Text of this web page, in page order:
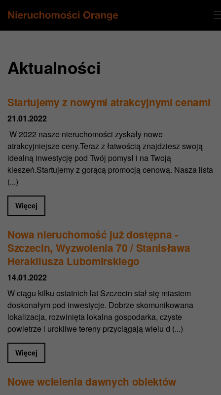
Aktualności
Startujemy z nowymi atrakcyjnymi cenami
21.01.2022
W 2022 nasze nieruchomości zyskały nowe
atrakcyjniejsze ceny.Teraz z łatwością znajdziesz swoją
idealną inwestycję pod Twój pomysł i na Twoją
kieszeń.Startujemy z gorącą promocją cenową. Nasza lista
(...)
Więcej
Nowa nieruchomość już dostępna -
Szczecin, Wyzwolenia 70 / Stanisława
Herakliusza Lubomirskiego
14.01.2022
W ciągu kilku ostatnich lat Szczecin stał się miastem
doskonałym pod inwestycje. Dobrze skomunikowana
lokalizacja, rozwinięta lokalna gospodarka, czyste
powietrze i urokliwe tereny przyciągają wielu d (...)
Więcej
Nowe wcielenia dawnych obiektów